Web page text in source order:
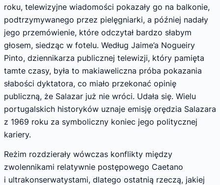
roku, telewizyjne wiadomości pokazały go na balkonie,
podtrzymywanego przez pielęgniarki, a później nadały
jego przemówienie, które odczytał bardzo słabym
głosem, siedząc w fotelu. Według Jaime’a Nogueiry
Pinto, dziennikarza publicznej telewizji, który pamięta
tamte czasy, była to makiaweliczna próba pokazania
słabości dyktatora, co miało przekonać opinię
publiczną, że Salazar już nie wróci. Udała się. Wielu
portugalskich historyków uznaje emisję orędzia Salazara
z 1969 roku za symboliczny koniec jego politycznej
kariery.
Reżim rozdzierały wówczas konflikty między
zwolennikami relatywnie postępowego Caetano
i ultrakonserwatystami, dlatego ostatnią rzeczą, jakiej